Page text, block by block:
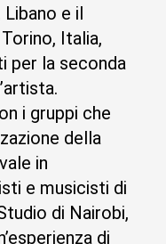
e il
Italia,
per la seconda
i gruppi che
della
in
e musicisti di
di Nairobi,
di